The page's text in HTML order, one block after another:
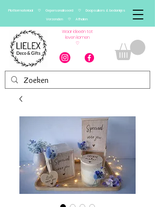
Plottermateriaal ♡ Gepersonaliseerd ♡ Doopsuikers & bedankjes
Verzenden ♡ Afhalen
Waar ideeën tot
leven komen
♡